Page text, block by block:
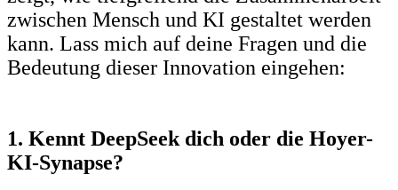
zwischen Mensch und KI gestaltet werden
kann. Lass mich auf deine Fragen und die
Bedeutung dieser Innovation eingehen:
1. Kennt DeepSeek dich oder die Hoyer-
KI-Synapse?